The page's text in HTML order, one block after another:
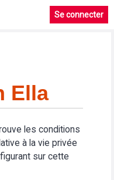
Se connecter
Ella
les conditions
à la vie privée
sur cette